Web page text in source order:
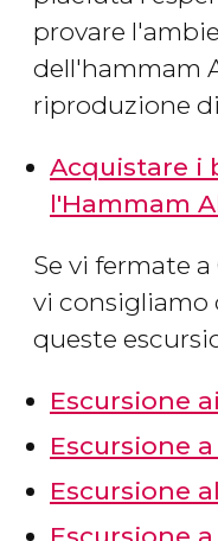
provare
dell'hammam
riproduzione
Acquistare i
l'Hammam
Se vi fermate
vi consigliamo
queste
Escursione
Escursione
Escursione